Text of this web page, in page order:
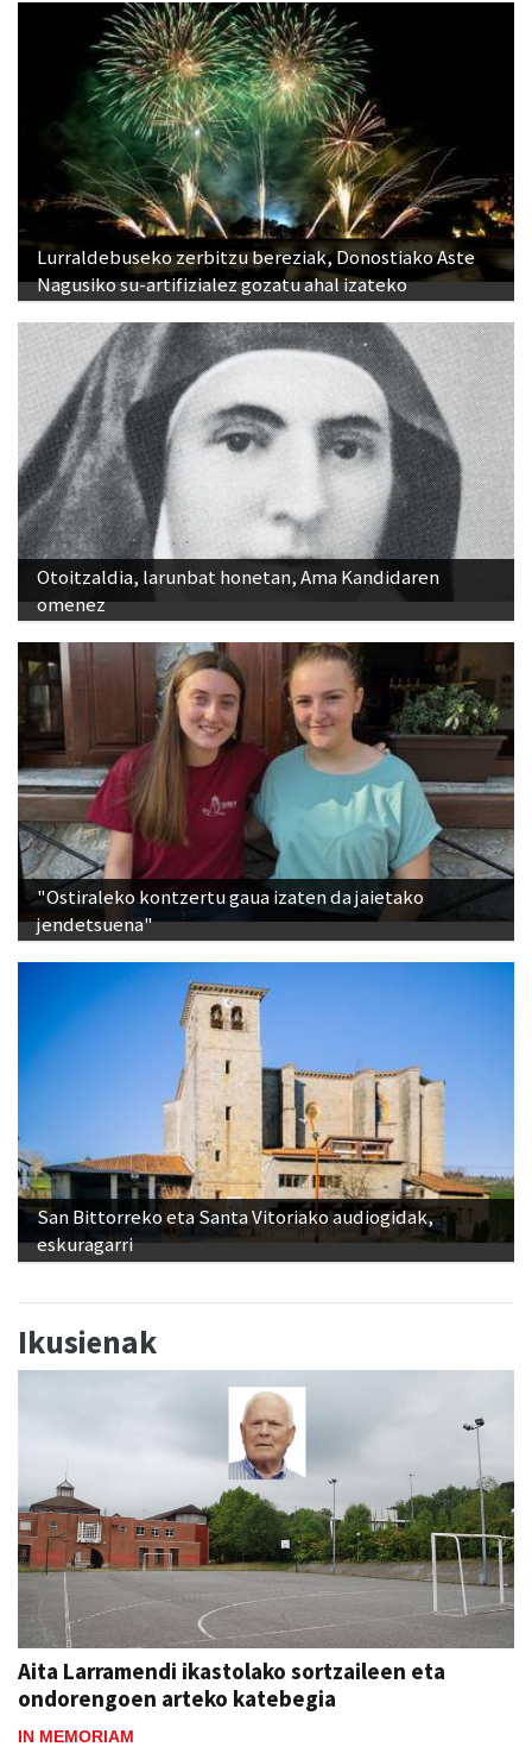
Lurraldebuseko zerbitzu bereziak, Donostiako Aste
Nagusiko su-artifizialez gozatu ahal izateko
Otoitzaldia, larunbat honetan, Ama Kandidaren
omenez
"Ostiraleko kontzertu gaua izaten da jaietako
jendetsuena"
San Bittorreko eta Santa Vitoriako audiogidak,
eskuragarri
Aita Larramendi ikastolako sortzaileen eta
ondorengoen arteko katebegia
IN MEMORIAM
Jon Ander Ubeda ANDOAIN